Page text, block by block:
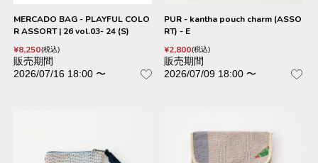
MERCADO BAG - PLAYFUL COLO
R ASSORT | 26 vol.03- 24 (S)
¥8,250 税込
販売期間
2026/07/16 18:00 〜
PUR - kantha pouch charm (ASSO
RT) - E
¥2,800 税込
販売期間
2026/07/09 18:00 〜